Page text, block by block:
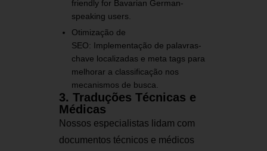
friendly for Bavarian German-
speaking users.
Otimização de
SEO: Implementação de palavras-
chave localizadas e meta tags para
melhorar a classificação nos
mecanismos de busca.
3. Traduções Técnicas e
Médicas
Nossos especialistas lidam com
documentos técnicos e médicos